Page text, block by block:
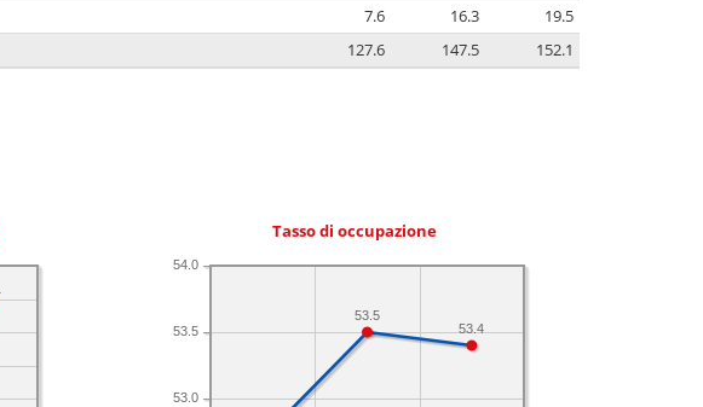
7.6 16.3
19.5
127.6 147.5 152.1
Tasso di occupazione
53.0
53.5
54.0
53.4
53.5